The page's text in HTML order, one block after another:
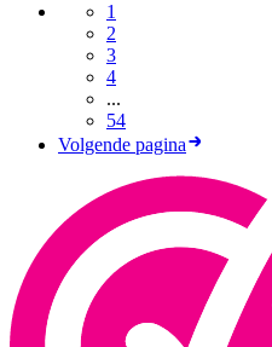
1
2
3
4
...
54
Volgende pagina